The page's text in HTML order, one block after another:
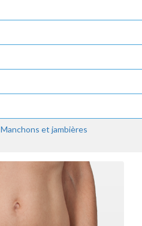
Manchons et jambières